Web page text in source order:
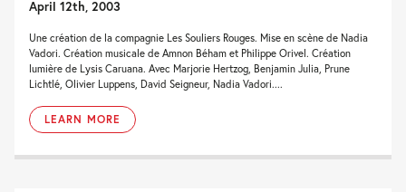
April 12th, 2003
Une création de la compagnie Les Souliers Rouges. Mise en scène de Nadia
Vadori. Création musicale de Amnon Béham et Philippe Orivel. Création
lumière de Lysis Caruana. Avec Marjorie Hertzog, Benjamin Julia, Prune
Lichtlé, Olivier Luppens, David Seigneur, Nadia Vadori....
LEARN MORE